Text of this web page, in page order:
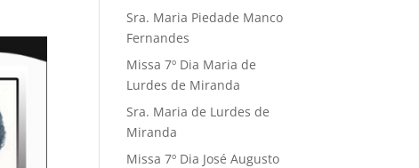
Sra. Maria Piedade Manco
Fernandes
Missa 7º Dia Maria de
Lurdes de Miranda
Sra. Maria de Lurdes de
Miranda
Missa 7º Dia José Augusto